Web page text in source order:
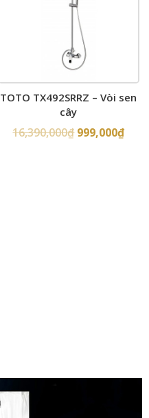
TOTO TX492SRRZ – Vòi sen
cây
16,390,000₫ 999,000₫